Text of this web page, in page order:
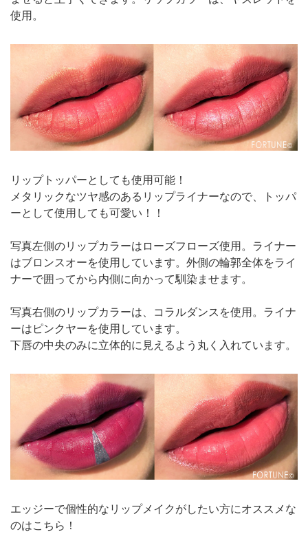
使用。
リップトッパーとしても使用可能！
メタリックなツヤ感のあるリップライナーなので、トッパ
ーとして使用しても可愛い！！
写真左側のリップカラーはローズフローズ使用。ライナー
はブロンスオーを使用しています。外側の輪郭全体をライ
ナーで囲ってから内側に向かって馴染ませます。
写真右側のリップカラーは、コラルダンスを使用。ライナ
ーはピンクヤーを使用しています。
下唇の中央のみに立体的に見えるよう丸く入れています。
エッジーで個性的なリップメイクがしたい方にオススメな
のはこちら！